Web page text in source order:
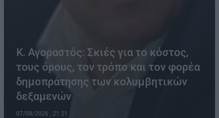
Κ. Αγοραστός: Σκιές για το κόστος,
τους όρους, τον τρόπο και τον φορέα
δημοπράτησης των κολυμβητικών
δεξαμενών
07/08/2026 , 21:21